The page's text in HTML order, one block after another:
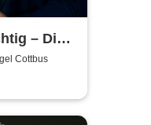
– Die
up-
Cottbus